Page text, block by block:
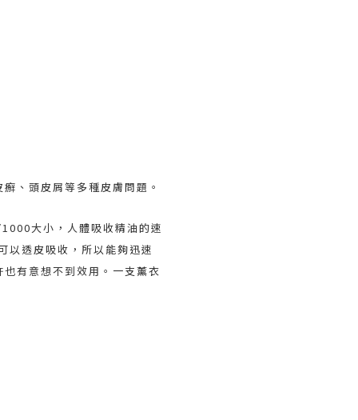
、頭皮屑等多種皮膚問題。
大小，人體吸收精油的速
透皮吸收，所以能夠迅速
有意想不到效用。一支薰衣